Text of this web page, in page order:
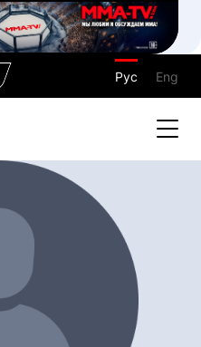
Рус Eng